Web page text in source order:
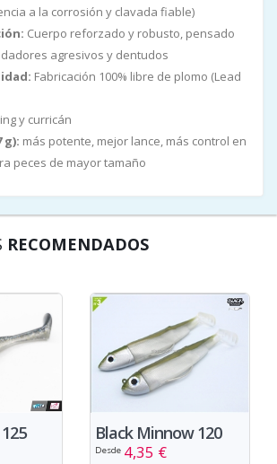
a la corrosión y clavada fiable)
Cuerpo reforzado y robusto, pensado
agresivos y dentudos
Fabricación 100% libre de plomo (Lead
y curricán
g): más potente, mejor lance, más control en
peces de mayor tamaño
RECOMENDADOS
Black Minnow 120
Desde 4,35 €